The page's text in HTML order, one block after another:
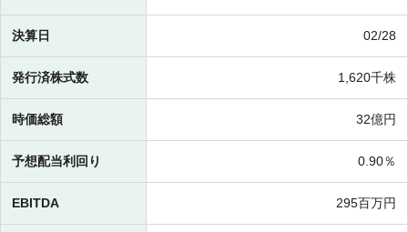
決算日 02/28
発行済株式数 1,620千株
時価総額 32億円
予想配当利回り 0.90％
EBITDA 295百万円